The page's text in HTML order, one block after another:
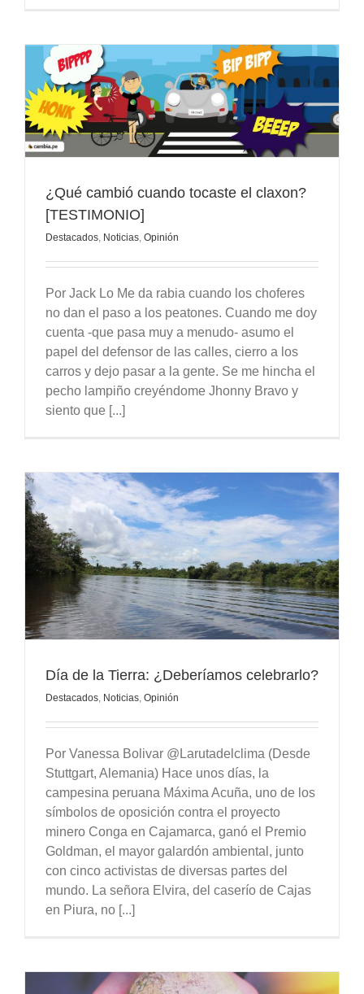
¿Qué cambió cuando tocaste el claxon?
[TESTIMONIO]
Destacados, Noticias, Opinión
Por Jack Lo Me da rabia cuando los choferes
no dan el paso a los peatones. Cuando me doy
cuenta -que pasa muy a menudo- asumo el
papel del defensor de las calles, cierro a los
carros y dejo pasar a la gente. Se me hincha el
pecho lampiño creyéndome Jhonny Bravo y
siento que [...]
Día de la Tierra: ¿Deberíamos celebrarlo?
Destacados, Noticias, Opinión
Por Vanessa Bolivar @Larutadelclima (Desde
Stuttgart, Alemania) Hace unos días, la
campesina peruana Máxima Acuña, uno de los
símbolos de oposición contra el proyecto
minero Conga en Cajamarca, ganó el Premio
Goldman, el mayor galardón ambiental, junto
con cinco activistas de diversas partes del
mundo. La señora Elvira, del caserío de Cajas
en Piura, no [...]